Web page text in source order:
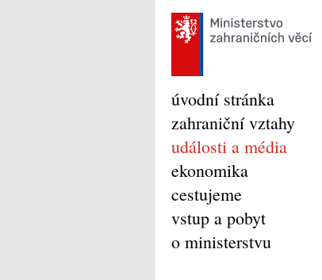
úvodní stránka
zahraniční vztahy
události a média
ekonomika
cestujeme
vstup a pobyt
o ministerstvu